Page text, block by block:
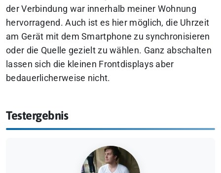
der Verbindung war innerhalb meiner Wohnung
hervorragend. Auch ist es hier möglich, die Uhrzeit
am Gerät mit dem Smartphone zu synchronisieren
oder die Quelle gezielt zu wählen. Ganz abschalten
lassen sich die kleinen Frontdisplays aber
bedauerlicherweise nicht.
Testergebnis